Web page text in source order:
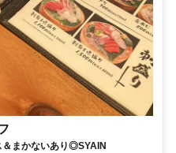
まかないあり◎SYAIN